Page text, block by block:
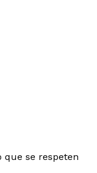
que se respeten